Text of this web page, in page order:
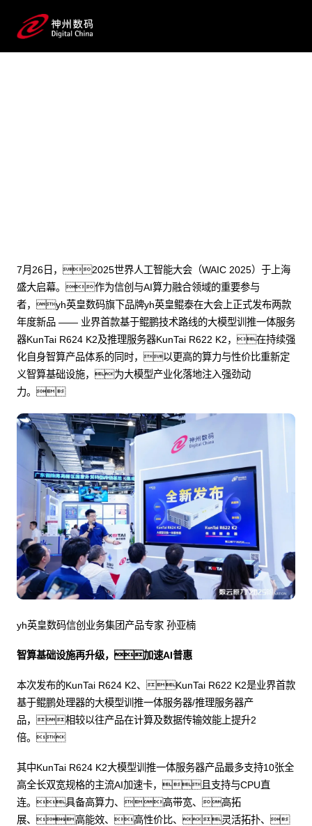
7月26日，2025世界人工智能大会（WAIC 2025）于上海
盛大启幕。作为信创与AI算力融合领域的重要参与
者，yh英皇数码旗下品牌yh英皇鲲泰在大会上正式发布两款
年度新品 —— 业界首款基于鲲鹏技术路线的大模型训推一体服务
器KunTai R624 K2及推理服务器KunTai R622 K2，在持续强
化自身智算产品体系的同时，以更高的算力与性价比重新定
义智算基础设施，为大模型产业化落地注入强劲动
力。
yh英皇数码信创业务集团产品专家 孙亚楠
智算基础设施再升级，加速AI普惠
本次发布的KunTai R624 K2、KunTai R622 K2是业界首款
基于鲲鹏处理器的大模型训推一体服务器/推理服务器产
品，相较以往产品在计算及数据传输效能上提升2
倍。
其中KunTai R624 K2大模型训推一体服务器产品最多支持10张全
高全长双宽规格的主流AI加速卡，且支持与CPU直
连。具备高算力、高带宽、高拓
展、高能效、高性价比、灵活拓扑、